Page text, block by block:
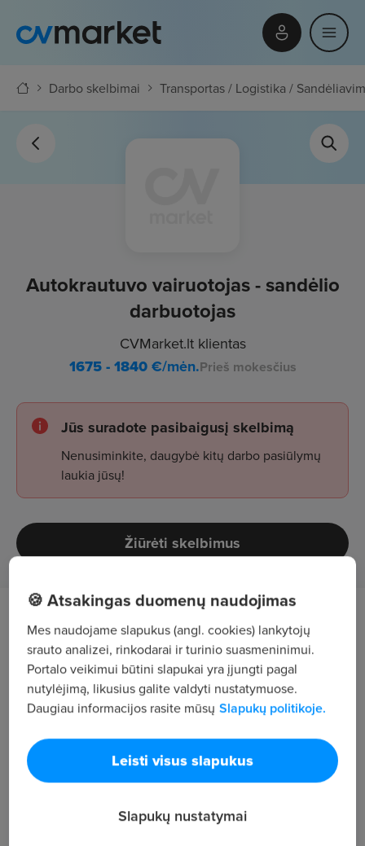
Darbo skelbimai Transportas / Logistika /
Autokrautuvo vairuotojas - sandėlio
darbuotojas
CVMarket.lt klientas
1675 - 1840€/mėn.Prieš mokesčius
Jūs suradote pasibaigusį skelbimą
Nenusiminkite, daugybė kitų darbo pasiūlymų
laukia jūsų!
Žiūrėti skelbimus
Darbo aprašymas
Mechaninės ir rankinės krovos darbai
sandėlyje;
prekių priėmimas, išdavimas, patikra;
užsakymų surinkimas;
krovinio parengimas ir nuvežimas į gamybą;
darbas skeneriu.
🍪 Atsakingas duomenų naudojimas
Mes naudojame slapukus (angl. cookies) lankytojų
srauto analizei, rinkodarai ir turinio suasmeninimui.
Portalo veikimui būtini slapukai yra įjungti pagal
nutylėjimą, likusius galite valdyti nustatymuose.
Daugiau informacijos rasite mūsų Slapukų politikoje.
Leisti visus slapukus
Slapukų nustatymai